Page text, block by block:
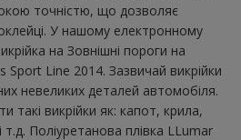
точністю, що дозволяє
У нашому електронному
на Зовнішні пороги на
Sport Line 2014. Зазвичай викрійки
невеликих деталей автомобіля.
такі викрійки як: капот, крила,
т.д. Поліуретанова плівка LLumar